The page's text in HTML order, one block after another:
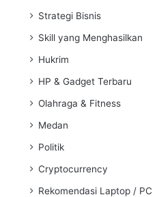
Strategi Bisnis
Skill yang Menghasilkan
Hukrim
HP & Gadget Terbaru
Olahraga & Fitness
Medan
Politik
Cryptocurrency
Rekomendasi Laptop / PC